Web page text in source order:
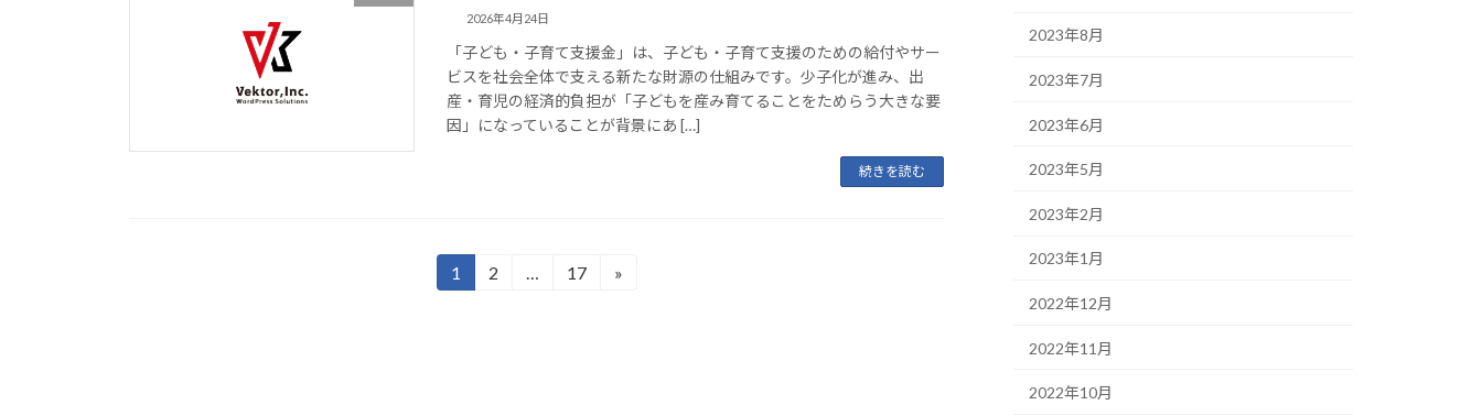
2026年4月24日
「子ども・子育て支援金」は、子ども・子育て支援のための給付やサー
ビスを社会全体で支える新たな財源の仕組みです。少子化が進み、出
産・育児の経済的負担が「子どもを産み育てることをためらう大きな要
因」になっていることが背景にあ […]
続きを読む
固
1
固
2 …
固
17 »
2023年8月
2023年7月
2023年6月
2023年5月
2023年2月
2023年1月
2022年12月
2022年11月
2022年10月